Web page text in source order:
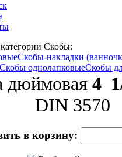
Скобы:
Скобы-накладки
Скобы однолапковыеСкобы
дюймовая4
DIN 3570
в корзину: